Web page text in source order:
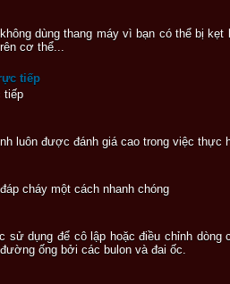
không dùng thang máy vì bạn có thể bị
cơ thể...
tiếp
tiếp
luôn được đánh giá cao trong việc thực
cháy một cách nhanh chóng
dụng để cô lập hoặc điều chỉnh
ống bởi các bulon và đai ốc.